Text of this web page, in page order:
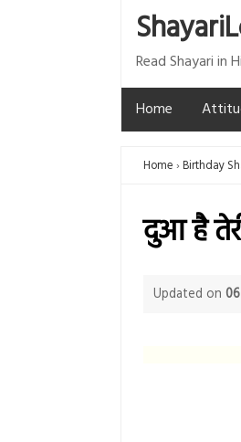
Read Shayari in
Home
Home Birthday
दुआ है
Updated on